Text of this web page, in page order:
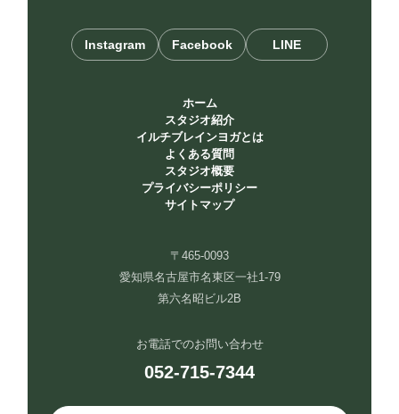
Instagram Facebook LINE
ホーム
スタジオ紹介
イルチブレインヨガとは
よくある質問
スタジオ概要
プライバシーポリシー
サイトマップ
〒465-0093
愛知県名古屋市名東区一社1-79
第六名昭ビル2B
お電話でのお問い合わせ
052-715-7344